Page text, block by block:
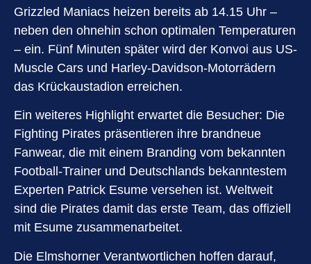
Grizzled Maniacs heizen bereits ab 14.15 Uhr –
neben den ohnehin schon optimalen Temperaturen
– ein. Fünf Minuten später wird der Konvoi aus US-
Muscle Cars und Harley-Davidson-Motorrädern
das Krückaustadion erreichen.
Ein weiteres Highlight erwartet die Besucher: Die
Fighting Pirates präsentieren ihre brandneue
Fanwear, die mit einem Branding vom bekannten
Football-Trainer und Deutschlands bekanntestem
Experten Patrick Esume versehen ist. Weltweit
sind die Pirates damit das erste Team, das offiziell
mit Esume zusammenarbeitet.
Die Elmshorner Verantwortlichen hoffen darauf,